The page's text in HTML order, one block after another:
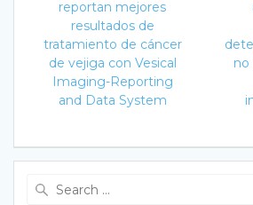
entradas
post:
reportan mejores
resultados de
tratamiento de cáncer
de vejiga con Vesical
Imaging-Reporting
and Data System
no